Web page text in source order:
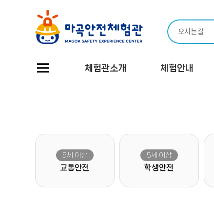
체험관소개 체험안내
5세 이상
교통안전
5세 이상
학생안전